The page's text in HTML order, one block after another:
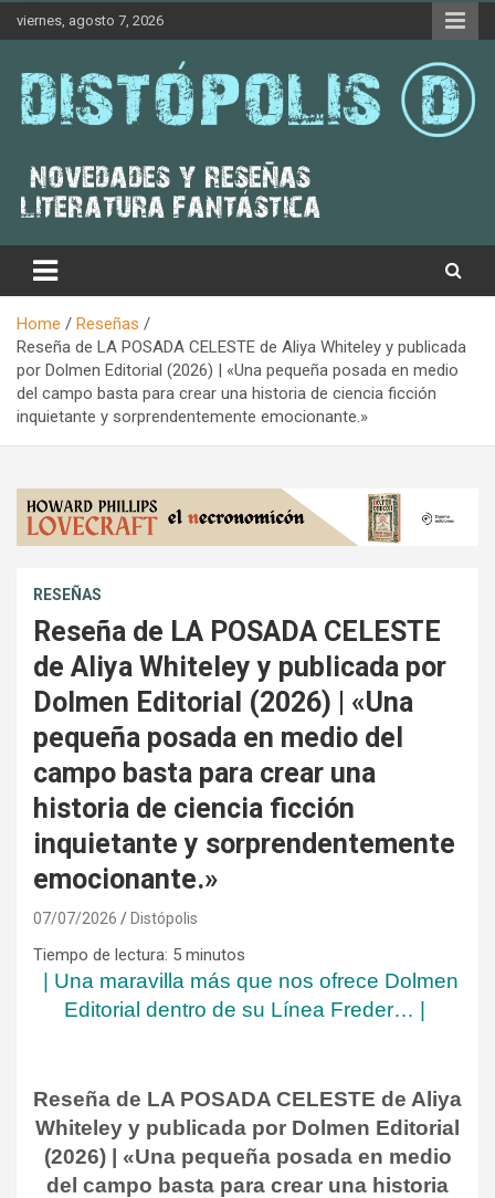
viernes, agosto 7, 2026
Distópolis
Home
Reseñas
Reseña de LA POSADA CELESTE de Aliya Whiteley y publicada
por Dolmen Editorial (2026) | «Una pequeña posada en medio
del campo basta para crear una historia de ciencia ficción
inquietante y sorprendentemente emocionante.»
RESEÑAS
Reseña de LA POSADA CELESTE
de Aliya Whiteley y publicada por
Dolmen Editorial (2026) | «Una
pequeña posada en medio del
campo basta para crear una
historia de ciencia ficción
inquietante y sorprendentemente
emocionante.»
07/07/2026 Distópolis
Tiempo de lectura: 5 minutos
| Una maravilla más que nos ofrece Dolmen
Editorial dentro de su Línea Freder…
Reseña de LA POSADA CELESTE de Aliya
Whiteley y publicada por Dolmen Editorial
(2026) | «Una pequeña posada en medio
del campo basta para crear una historia